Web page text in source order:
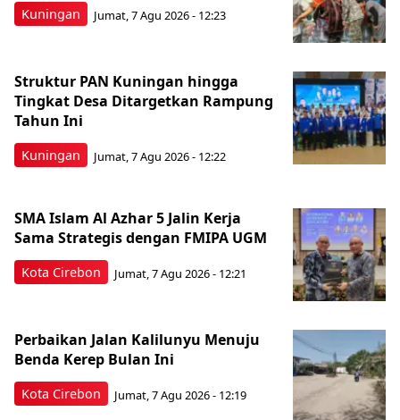
Kuningan Jumat, 7 Agu 2026 - 12:23
Kuningan
Struktur PAN Kuningan hingga
Tingkat Desa Ditargetkan Rampung
Tahun Ini
Jumat, 7 Agu 2026 - 12:22
Kota Cirebon
SMA Islam Al Azhar 5 Jalin Kerja
Sama Strategis dengan FMIPA UGM
Jumat, 7 Agu 2026 - 12:21
Kota Cirebon
Perbaikan Jalan Kalilunyu Menuju
Benda Kerep Bulan Ini
Jumat, 7 Agu 2026 - 12:19